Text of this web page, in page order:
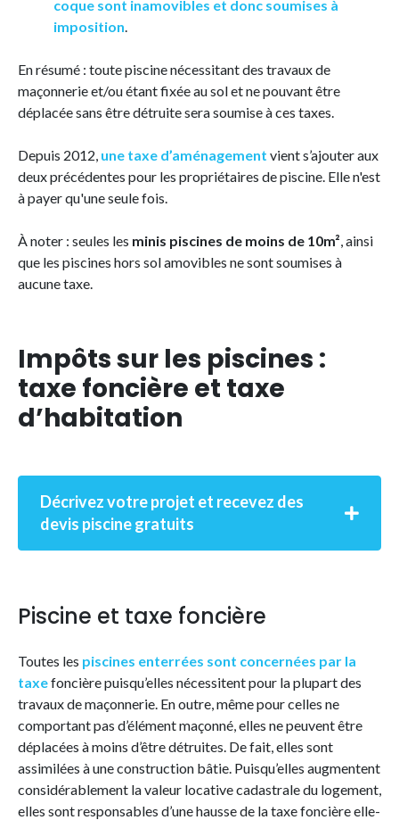
coque sont inamovibles et donc soumises à
imposition
En résumé : toute piscine nécessitant des travaux de
maçonnerie et/ou étant fixée au sol et ne pouvant être
déplacée sans être détruite sera soumise à ces taxes.
Depuis 2012, une taxe d’aménagement vient s’ajouter aux
deux précédentes pour les propriétaires de piscine. Elle n'est
à payer qu'une seule fois.
À noter : seules les minis piscines de moins de 10m² , ainsi
que les piscines hors sol amovibles ne sont soumises à
aucune taxe.
Impôts sur les piscines :
taxe foncière et taxe
d’habitation
Décrivez votre projet et recevez des
devis piscine gratuits
Piscine et taxe foncière
Toutes les piscines enterrées sont concernées par la
taxefoncière puisqu’elles nécessitent pour la plupart des
travaux de maçonnerie. En outre, même pour celles ne
comportant pas d’élément maçonné, elles ne peuvent être
déplacées à moins d’être détruites. De fait, elles sont
assimilées à une construction bâtie. Puisqu’elles augmentent
considérablement la valeur locative cadastrale du logement,
elles sont responsables d’une hausse de la taxe foncière elle-